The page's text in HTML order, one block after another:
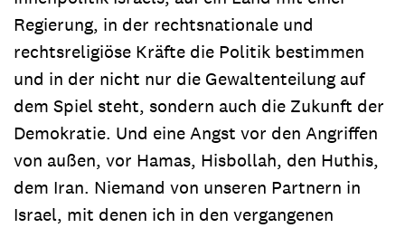
Regierung, in der rechtsnationale und
rechtsreligiöse Kräfte die Politik bestimmen
und in der nicht nur die Gewaltenteilung auf
dem Spiel steht, sondern auch die Zukunft der
Demokratie. Und eine Angst vor den Angriffen
von außen, vor Hamas, Hisbollah, den Huthis,
dem Iran. Niemand von unseren Partnern in
Israel, mit denen ich in den vergangenen